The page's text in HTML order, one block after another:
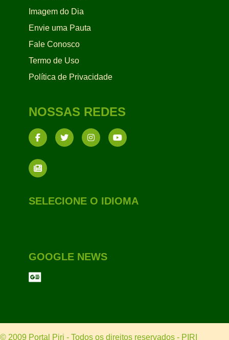
Imagem do Dia
Envie uma Pauta
Fale Conosco
Termo de Uso
Política de Privacidade
NOSSAS REDES
SELECIONE O IDIOMA
GOOGLE NEWS
© 2009 Portal Piri - Todos os direitos reservados - PIRI